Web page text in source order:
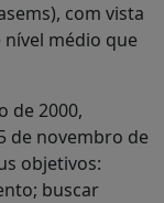
com vista
médio que
de 2000,
de novembro de
objetivos:
buscar